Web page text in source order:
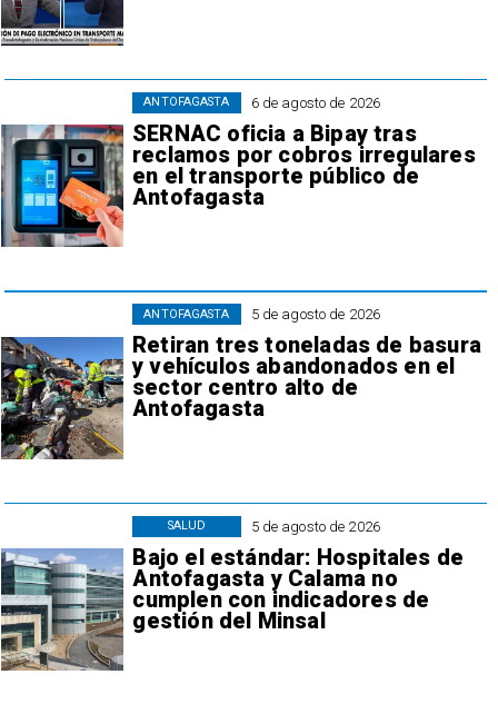
6 de agosto de 2026
SERNAC oficia a Bipay tras
reclamos por cobros irregulares
en el transporte público de
Antofagasta
ANTOFAGASTA
5 de agosto de 2026
Retiran tres toneladas de basura
y vehículos abandonados en el
sector centro alto de
Antofagasta
ANTOFAGASTA
5 de agosto de 2026
Bajo el estándar: Hospitales de
Antofagasta y Calama no
cumplen con indicadores de
gestión del Minsal
SALUD